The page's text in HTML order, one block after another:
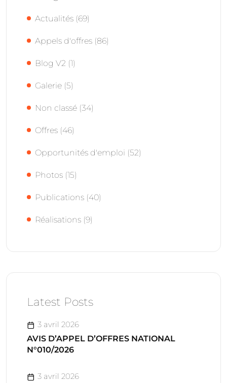
Actualités (69)
Appels d'offres (86)
Blog V2 (1)
Galerie (5)
Non classé (34)
Offres (46)
Opportunités d'emploi (52)
Photos (15)
Publications (40)
Réalisations (9)
Latest Posts
3 avril 2026
AVIS D’APPEL D’OFFRES NATIONAL
N°010/2026
3 avril 2026